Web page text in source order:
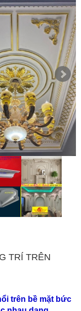
TRÍ TRÊN
trên bề mặt bức